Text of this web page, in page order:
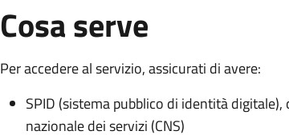
Cosa serve
Per accedere al servizio, assicurati di avere:
SPID (sistema pubblico di identità
nazionale dei servizi (CNS)